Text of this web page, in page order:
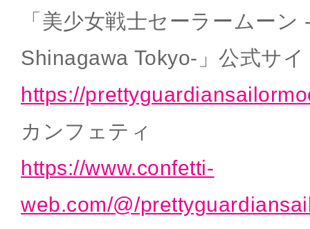
「美少女戦士セーラームー
Shinagawa Tokyo-」公式サイ
https://
カンフェティ
https://www.confetti-
web.com/@/